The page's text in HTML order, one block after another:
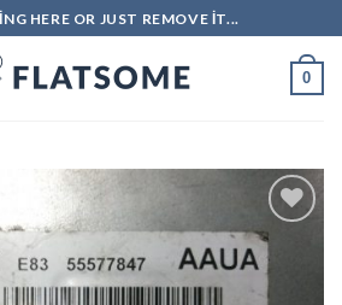
HERE OR JUST REMOVE IT...
0
İstek